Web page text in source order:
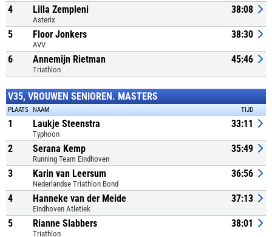
4 Lilla Zempleni
Asterix
38:08
5 Floor Jonkers
AVV
38:30
6 Annemijn Rietman
Triathlon
45:46
V35, VROUWEN SENIOREN. MASTERS
PLAATS NAAM TIJD
1 Laukje Steenstra
Typhoon
33:11
2 Serana Kemp
Running Team Eindhoven
35:49
3 Karin van Leersum
Nederlandse Triathlon Bond
36:56
4 Hanneke van der Meide
Eindhoven Atletiek
37:13
5 Rianne Slabbers
Triathlon
38:01